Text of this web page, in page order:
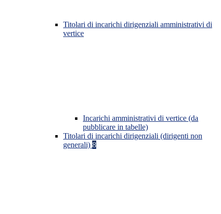
Titolari di incarichi dirigenziali amministrativi di
vertice
Incarichi amministrativi di vertice (da
pubblicare in tabelle)
Titolari di incarichi dirigenziali (dirigenti non
generali) 8